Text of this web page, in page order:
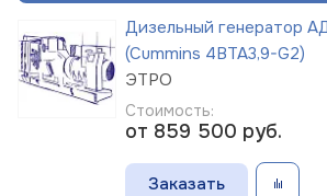
Дизельный генератор
(Cummins 4BTA3,9-G2)
ЭТРО
Стоимость:
от 859 500 руб.
Заказать